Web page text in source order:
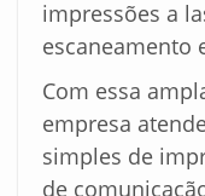
impressões a
escaneamento
Com essa
empresa
simples de
de